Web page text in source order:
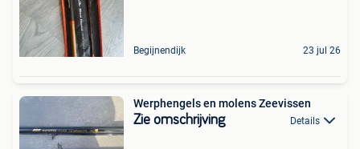
Begijnendijk 23 jul 26
Werphengels en molens Zeevissen
Zie omschrijving Details